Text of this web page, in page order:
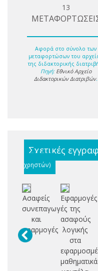
13
Αφορά στο σύνολο των
μεταφορτώσων του
της διδακτορικής
Πηγή: Εθνικό Αρχείο
Διδακτορικών Διατριβών.
Σχετικές
χρηστών)
Ασαφείς
συνεπαγωγές
και
εφαρμογές
Εφαρμογές
της
ασαφούς
λογικής
στα
μαθηματικά